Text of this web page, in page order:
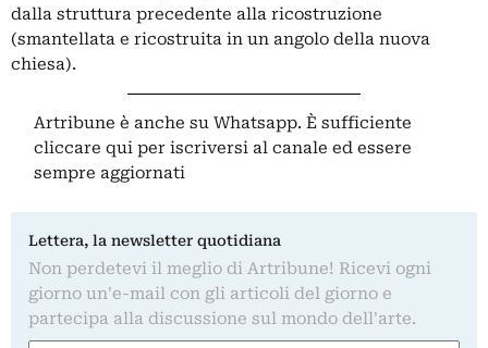
dalla struttura precedente alla ricostruzione
(smantellata e ricostruita in un angolo della nuova
chiesa).
Artribune è anche su Whatsapp. È sufficiente
cliccare qui per iscriversi al canale ed essere
sempre aggiornati
Lettera, la newsletter quotidiana
Non perdetevi il meglio di Artribune! Ricevi ogni
giorno un'e-mail con gli articoli del giorno e
partecipa alla discussione sul mondo dell'arte.